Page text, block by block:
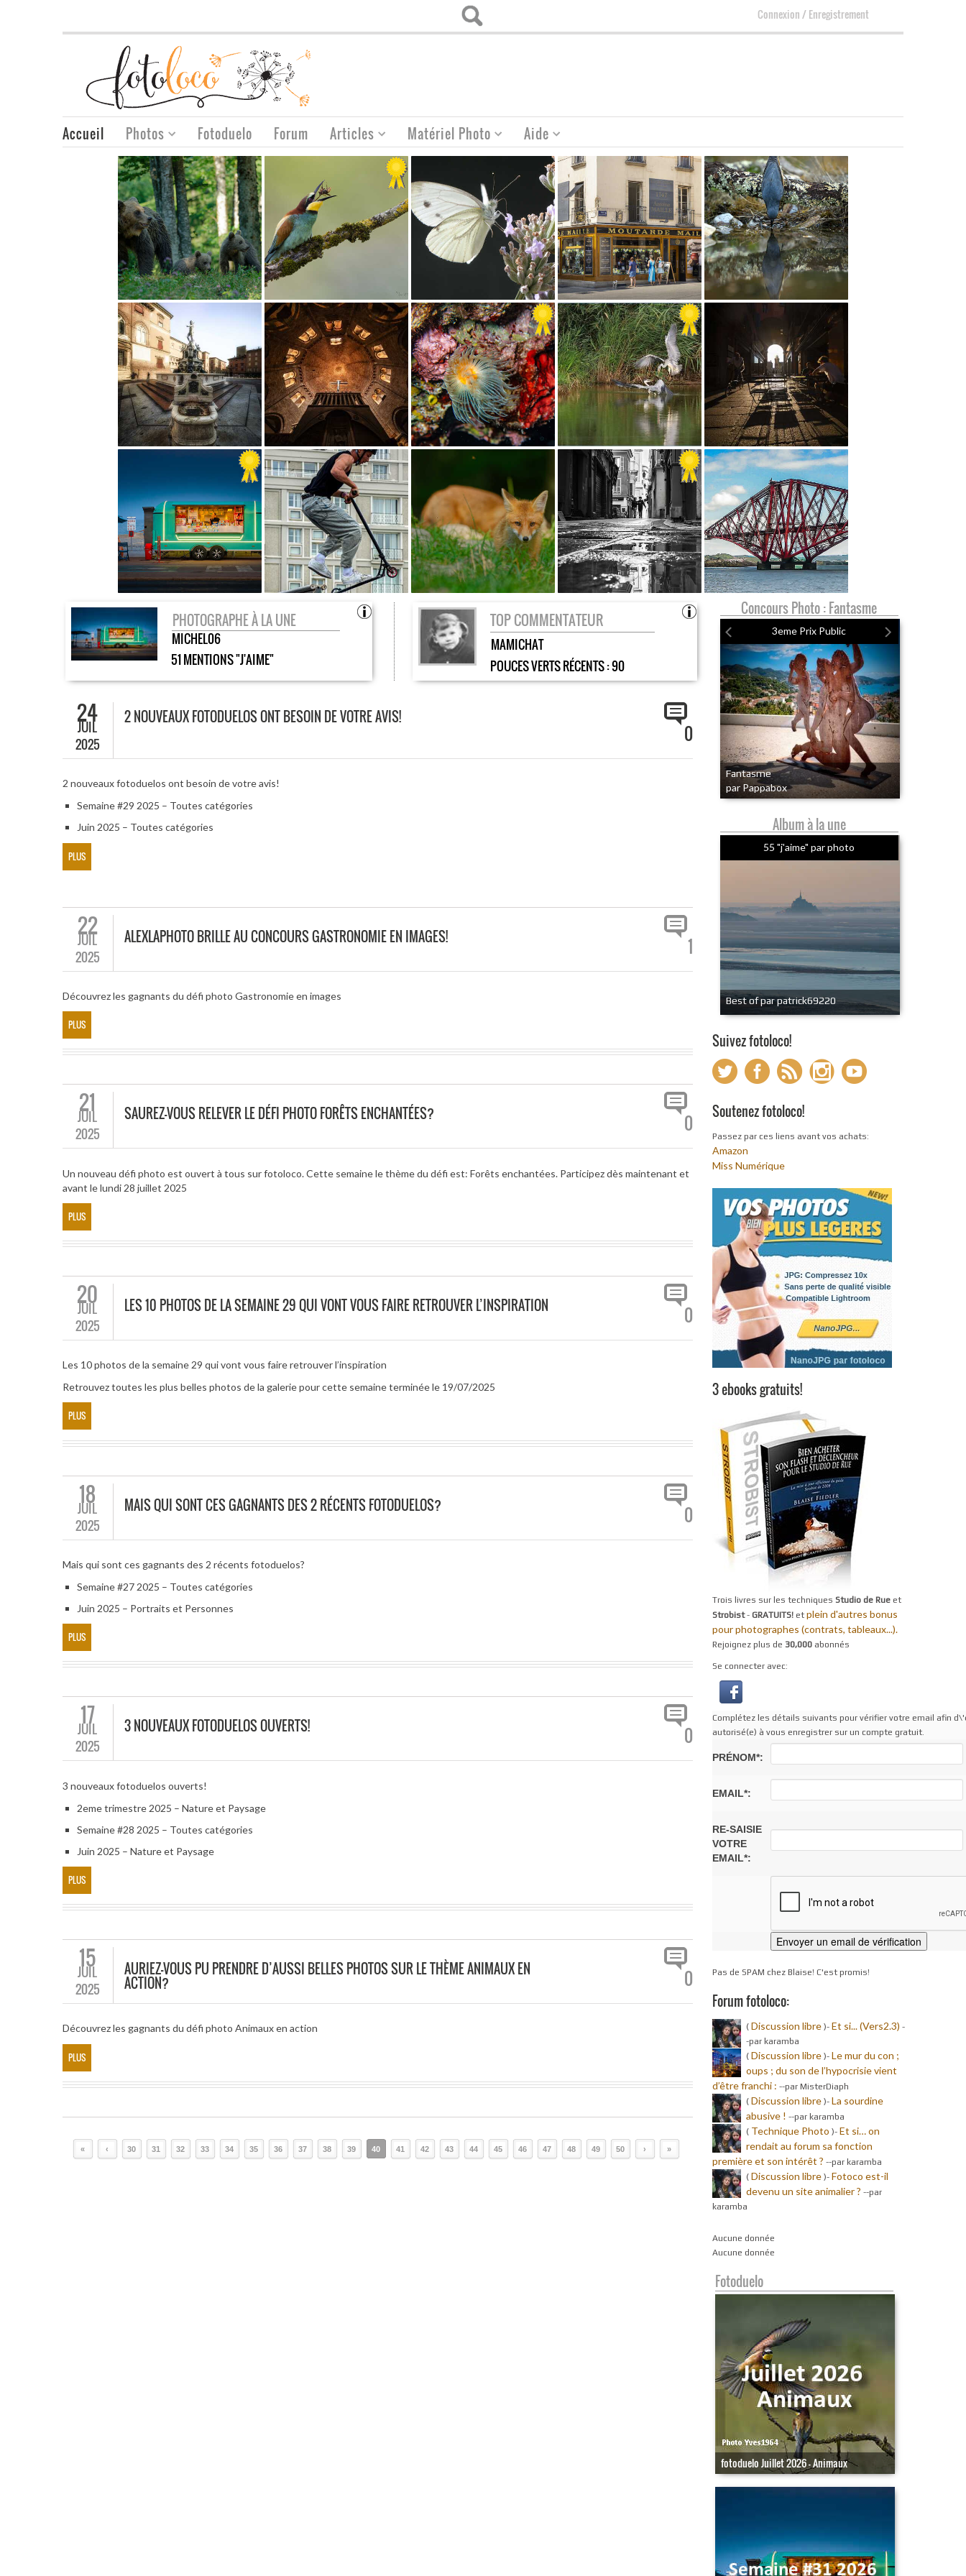
Connexion/Enregistrement
Accueil Photos Fotoduelo Forum Articles Matériel Photo Aide
PHOTOGRAPHE À LA UNE
MICHEL06
51 MENTIONS "J'AIME"
TOP COMMENTATEUR
MAMICHAT
POUCES VERTS RÉCENTS :90
24
JUIL
2025
2 NOUVEAUX FOTODUELOS ONT BESOIN DE VOTRE AVIS!
0
2 nouveaux fotoduelos ont besoin de votre avis!
Semaine #29 2025 – Toutes catégories
Juin 2025 – Toutes catégories
PLUS
22
JUIL
2025
ALEXLAPHOTO BRILLE AU CONCOURS GASTRONOMIE EN IMAGES! 1
Découvrez les gagnants du défi photo Gastronomie en images
PLUS
21
JUIL
2025
SAUREZ-VOUS RELEVER LE DÉFI PHOTO FORÊTS ENCHANTÉES? 0
Un nouveau défi photo est ouvert à tous sur fotoloco. Cette semaine le thème du défi est: Forêts enchantées. Participez dès maintenant et
avant le lundi 28 juillet 2025
PLUS
20
JUIL
2025
LES 10 PHOTOS DE LA SEMAINE 29 QUI VONT VOUS FAIRE RETROUVER L’INSPIRATION 0
Les 10 photos de la semaine 29 qui vont vous faire retrouver l’inspiration
Retrouvez toutes les plus belles photos de la galerie pour cette semaine terminée le 19/07/2025
PLUS
18
JUIL
2025
MAIS QUI SONT CES GAGNANTS DES 2 RÉCENTS FOTODUELOS? 0
Mais qui sont ces gagnants des 2 récents fotoduelos?
Semaine #27 2025 – Toutes catégories
Juin 2025 – Portraits et Personnes
PLUS
17
JUIL
2025
3 NOUVEAUX FOTODUELOS OUVERTS! 0
3 nouveaux fotoduelos ouverts!
2eme trimestre 2025 – Nature et Paysage
Semaine #28 2025 – Toutes catégories
Juin 2025 – Nature et Paysage
PLUS
15
JUIL
2025
AURIEZ-VOUS PU PRENDRE D’AUSSI BELLES PHOTOS SUR LE THÈME ANIMAUX EN
ACTION? 0
Découvrez les gagnants du défi photo Animaux en action
PLUS
« ‹ 30 31 32 33 34 35 36 37 38 39 40 41 42 43 44 45 46 47 48 49 50 › »
Concours Photo : Fantasme
3eme Prix Public
Fantasme
par Pappabox
Album à la une
55 "j'aime" par photo
Best of par patrick69220
Suivez fotoloco!
Soutenez fotoloco!
Passez par ces liens avant vos achats:
Amazon
Miss Numérique
3 ebooks gratuits!
Trois livres sur les techniques Studio de Rueet
Strobist- GRATUITS! et plein d'autres bonus
pour photographes (contrats, tableaux...).
Rejoignez plus de 30,000abonnés
Se connecter avec:
Complétez les détails suivants pour vérifier votre email afin
autorisé(e) à vous enregistrer sur un compte gratuit.
PRÉNOM*:
EMAIL*:
RE-SAISIE
VOTRE
EMAIL*:
Pas de SPAM chez Blaise! C'est promis!
Forum fotoloco:
( Discussion libre)- Et si... (Vers2.3) -
-par karamba
( Discussion libre)- Le mur du con ;
oups ; du son de l’hypocrisie vient
d’être franchi : --par MisterDiaph
( Discussion libre)- La sourdine
abusive ! --par karamba
( Technique Photo )- Et si… on
rendait au forum sa fonction
première et son intérêt ? --par karamba
( Discussion libre)- Fotoco est-il
devenu un site animalier ? --par
karamba
Aucune donnée
Aucune donnée
Fotoduelo
fotoduelo Juillet 2026 - Animaux